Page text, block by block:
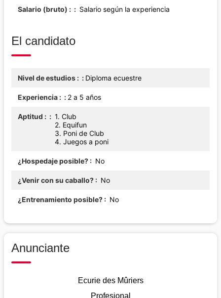
Salario (bruto) : Salario según la experiencia
El candidato
Nivel de estudios : Diploma ecuestre
Experiencia : 2 a 5 años
Aptitud :
1. Club
2. Equifun
3. Poni de Club
4. Juegos a poni
¿Hospedaje posible? No
¿Venir con su caballo? No
¿Entrenamiento posible? No
Anunciante
Ecurie des Mûriers
Profesional